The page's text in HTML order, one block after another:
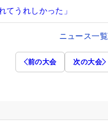
うれしかった」
ニュース一覧
前の大会 次の大会